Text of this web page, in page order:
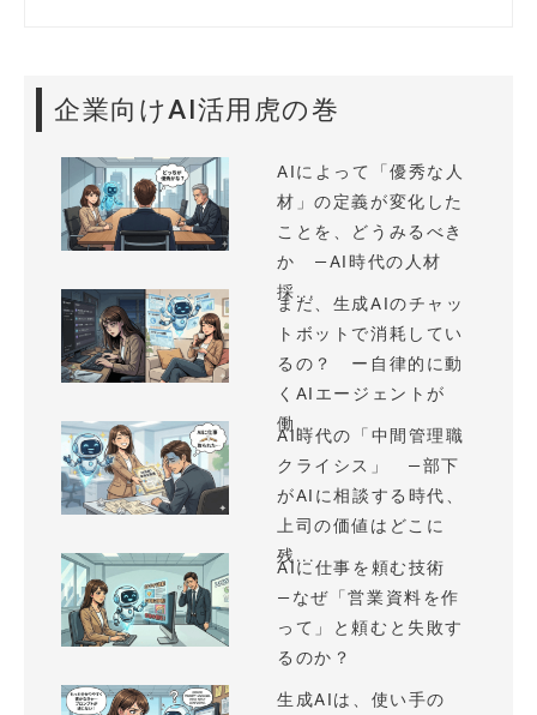
企業向けAI活用虎の巻
AIによって「優秀な人
材」の定義が変化した
ことを、どうみるべき
か —AI時代の人材
採...
まだ、生成AIのチャッ
トボットで消耗してい
るの？ ー自律的に動
くAIエージェントが
働...
AI時代の「中間管理職
クライシス」 —部下
がAIに相談する時代、
上司の価値はどこに
残...
AIに仕事を頼む技術
—なぜ「営業資料を作
って」と頼むと失敗す
るのか？
生成AIは、使い手の